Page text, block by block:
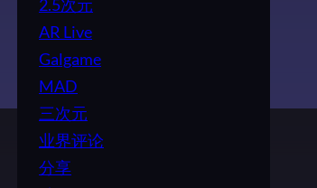
2.5次元
AR Live
Galgame
MAD
三次元
业界评论
分享